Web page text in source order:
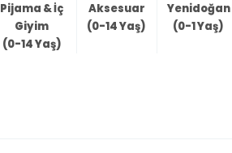
Pijama & İç
Giyim
(0-14 Yaş)
Aksesuar
(0-14 Yaş)
Yenidoğan
(0-1 Yaş)